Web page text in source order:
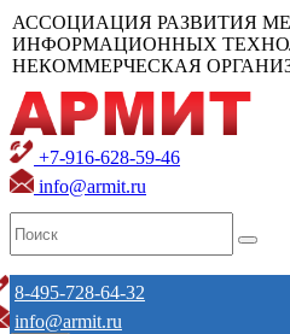
АССОЦИАЦИЯ РАЗВИТИЯ
ИНФОРМАЦИОННЫХ
НЕКОММЕРЧЕСКАЯ
+7-916-628-59-46
info@armit.ru
8-495-728-64-32
info@armit.ru